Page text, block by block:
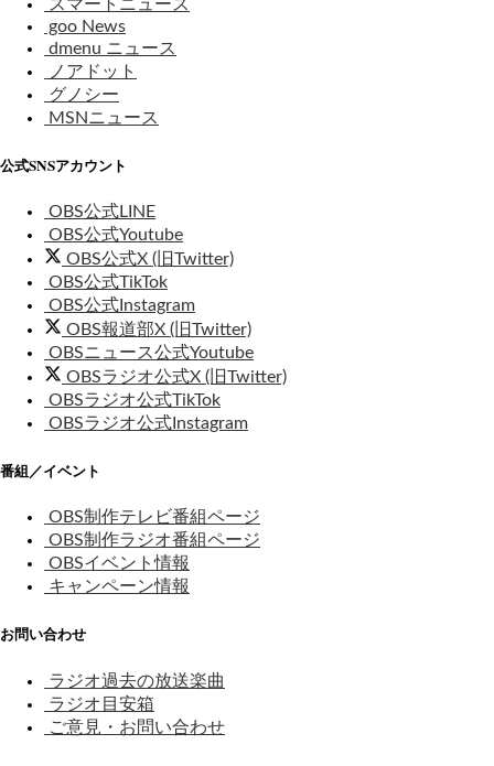
スマートニュース
goo News
dmenu ニュース
ノアドット
グノシー
MSNニュース
公式SNSアカウント
OBS公式LINE
OBS公式Youtube
OBS公式X (旧Twitter)
OBS公式TikTok
OBS公式Instagram
OBS報道部X (旧Twitter)
OBSニュース公式Youtube
OBSラジオ公式X (旧Twitter)
OBSラジオ公式TikTok
OBSラジオ公式Instagram
番組／イベント
OBS制作テレビ番組ページ
OBS制作ラジオ番組ページ
OBSイベント情報
キャンペーン情報
お問い合わせ
ラジオ過去の放送楽曲
ラジオ目安箱
ご意見・お問い合わせ